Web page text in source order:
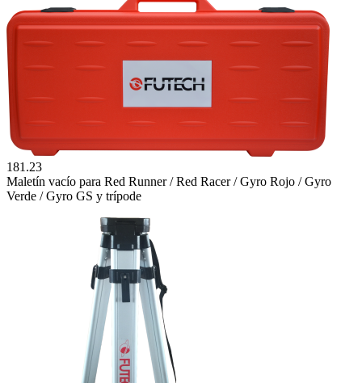
181.23
Maletín vacío para Red Runner / Red Racer / Gyro Rojo / Gyro
Verde / Gyro GS y trípode